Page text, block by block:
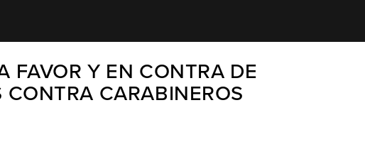
FAVOR Y EN CONTRA DE
CARABINEROS